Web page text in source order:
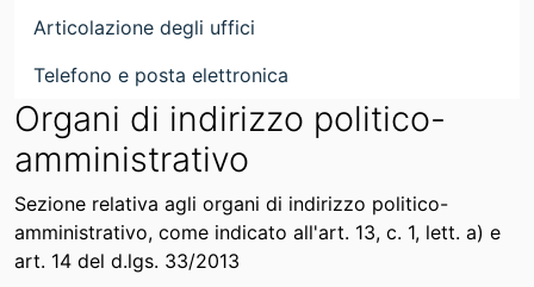
Articolazione degli uffici
Telefono e posta elettronica
Organi di indirizzo politico-
amministrativo
Sezione relativa agli organi di indirizzo politico-
amministrativo, come indicato all'art. 13, c. 1, lett. a) e
art. 14 del d.lgs. 33/2013